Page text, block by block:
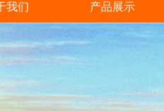
我们 产品展示